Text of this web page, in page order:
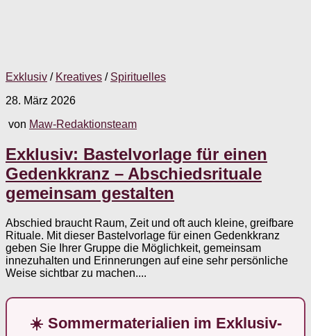
Exklusiv / Kreatives / Spirituelles
28. März 2026
von Maw-Redaktionsteam
Exklusiv: Bastelvorlage für einen
Gedenkkranz – Abschiedsrituale
gemeinsam gestalten
Abschied braucht Raum, Zeit und oft auch kleine, greifbare
Rituale. Mit dieser Bastelvorlage für einen Gedenkkranz
geben Sie Ihrer Gruppe die Möglichkeit, gemeinsam
innezuhalten und Erinnerungen auf eine sehr persönliche
Weise sichtbar zu machen....
☀️ Sommermaterialien im Exklusiv-